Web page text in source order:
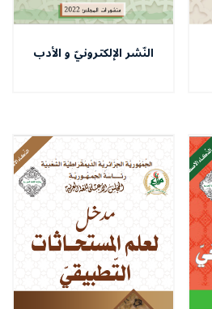
النّشر الإلكترونيّ و الأدب